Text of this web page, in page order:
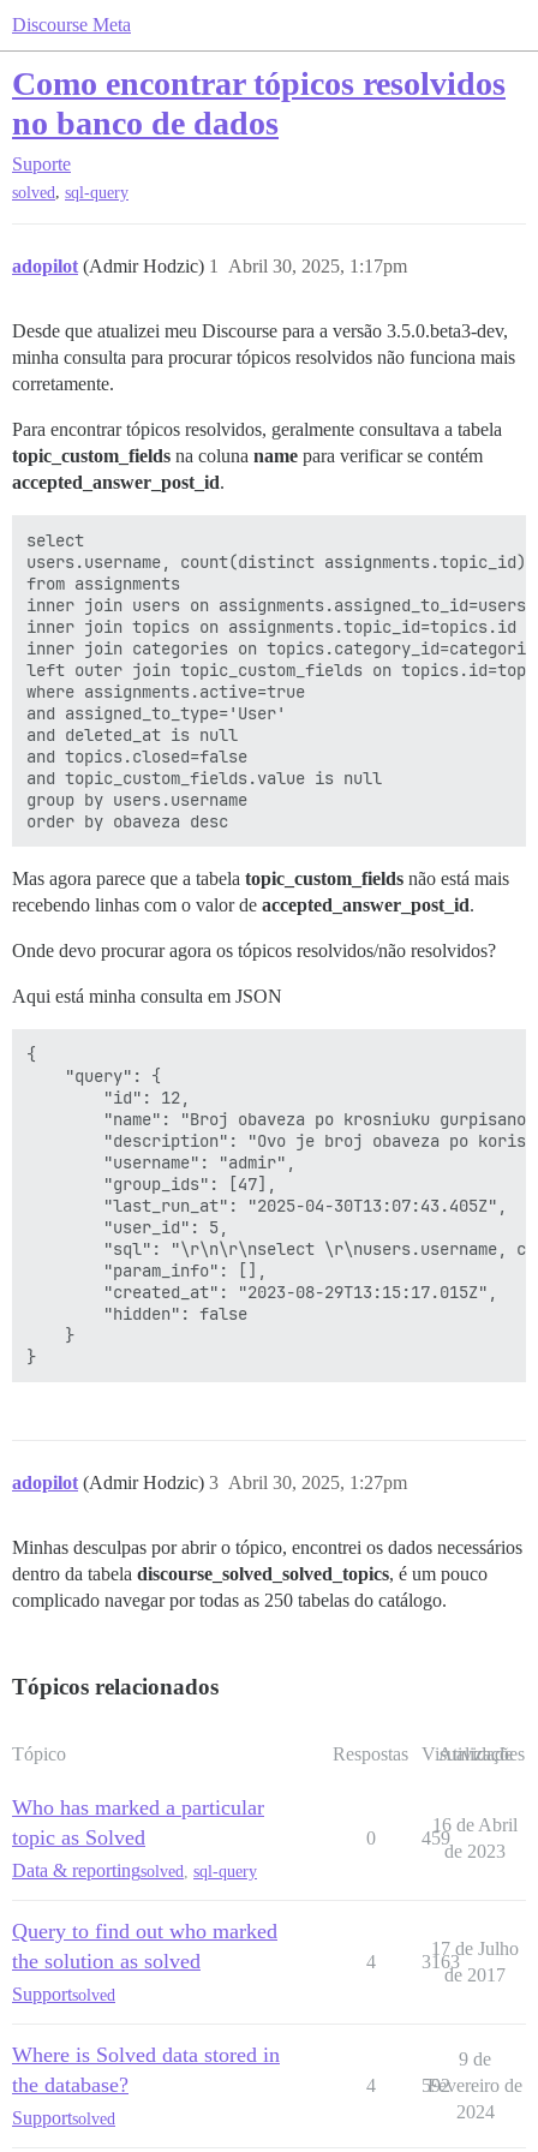
Discourse Meta
Como encontrar tópicos resolvidos
no banco de dados
Suporte
solved, sql-query
adopilot (Admir Hodzic) Abril 30, 2025, 1:17pm
1
Desde que atualizei meu Discourse para a versão 3.5.0.beta3-dev,
minha consulta para procurar tópicos resolvidos não funciona mais
corretamente.
Para encontrar tópicos resolvidos, geralmente consultava a tabela
topic_custom_fields na coluna name para verificar se contém
accepted_answer_post_id.
select
users.username, count(distinct assignments.topic_id)
from assignments
inner join users on
inner join topics on assignments.topic_id=topics.id
inner join categories on
left outer join topic_custom_fields on
where assignments.active=true
and assigned_to_type='User'
and deleted_at is null
and topics.closed=false
and topic_custom_fields.value is null
group by users.username
Mas agora parece que a tabela topic_custom_fields não está mais
recebendo linhas com o valor de accepted_answer_post_id.
Onde devo procurar agora os tópicos resolvidos/não resolvidos?
Aqui está minha consulta em JSON
{
    "query": {
        "id": 12,
"name": "Broj obaveza po krosniuku
"description": "Ovo je broj obaveza po
        "username": "admir",
        "group_ids": [47],
        "last_run_at": "2025-04-30T13:07:43.405Z",
        "user_id": 5,
"sql": "\r\n\r\nselect \r\nusers.username,
        "param_info": [],
        "created_at": "2023-08-29T13:15:17.015Z",
        "hidden": false
    }
adopilot (Admir Hodzic) Abril 30, 2025, 1:27pm
3
Minhas desculpas por abrir o tópico, encontrei os dados necessários
dentro da tabela discourse_solved_solved_topics, é um pouco
complicado navegar por todas as 250 tabelas do catálogo.
Tópicos relacionados
Tópico Respostas Visualizações
Atividade
Who has marked a particular
topic as Solved
Data & reportingsolved sql-query
0 459
16 de Abril
de 2023
Query to find out who marked
the solution as solved
Supportsolved
4 3163
17 de Julho
de 2017
Where is Solved data stored in
the database?
Supportsolved
4 592
9 de
Fevereiro de
2024